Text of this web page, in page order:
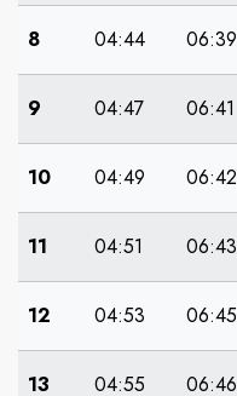
8 04:44 06:39
9 04:47 06:41
10 04:49 06:42
11 04:51 06:43
12 04:53 06:45
13 04:55 06:46